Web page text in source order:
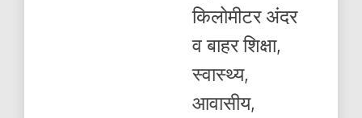
सम्पन्न
किलोमीटर अंदर
व बाहर शिक्षा,
स्वास्थ्य,
आवासीय,